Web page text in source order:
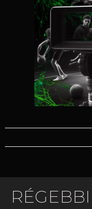
RÉGEBBI